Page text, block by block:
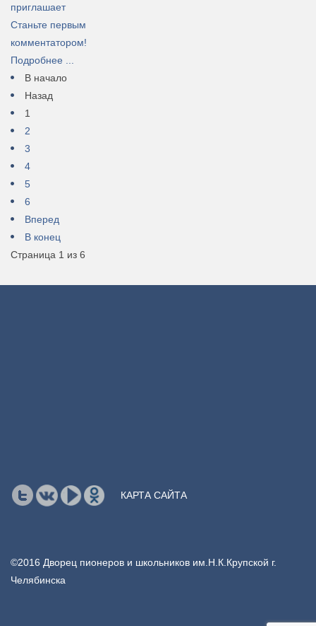
приглашает
Станьте первым
комментатором!
Подробнее ...
В начало
Назад
1
2
3
4
5
6
Вперед
В конец
Страница 1 из 6
КАРТА САЙТА
©2016 Дворец пионеров и школьников им.Н.К.Крупской г.
Челябинска